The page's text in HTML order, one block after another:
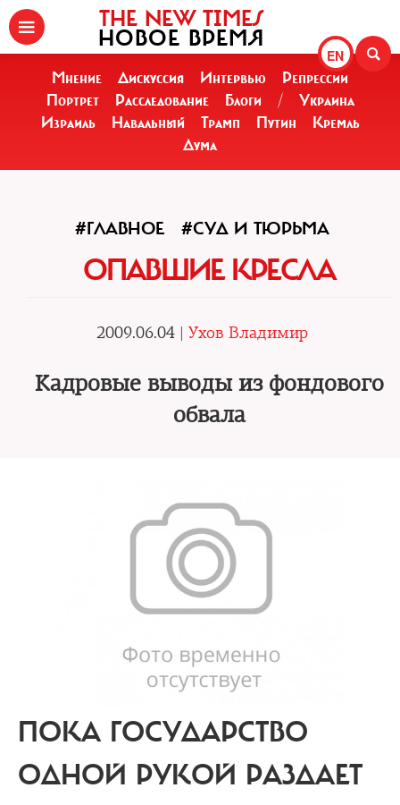
EN
THE NEW TIMES
НОВОЕ ВРЕМЯ
Мнение Дискуссия Интервью
Репрессии
Портрет
Расследование Блоги /
Украина
Израиль
Навальный Трамп Путин
Кремль
Дума
#ГЛАВНОЕ #СУД И ТЮРЬМА
ОПАВШИЕ КРЕСЛА
2009.06.04 | Ухов Владимир
Кадровые выводы из фондового
обвала
ПОКА ГОСУДАРСТВО
ОДНОЙ РУКОЙ РАЗДАЕТ